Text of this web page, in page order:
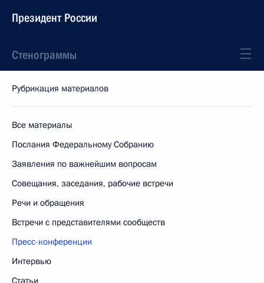
Президент России
Стенограммы
Рубрикация материалов
Все материалы
Послания Федеральному Собранию
Заявления по важнейшим вопросам
Совещания, заседания, рабочие встречи
Речи и обращения
Встречи с представителями сообществ
Пресс-конференции
Интервью
Статьи